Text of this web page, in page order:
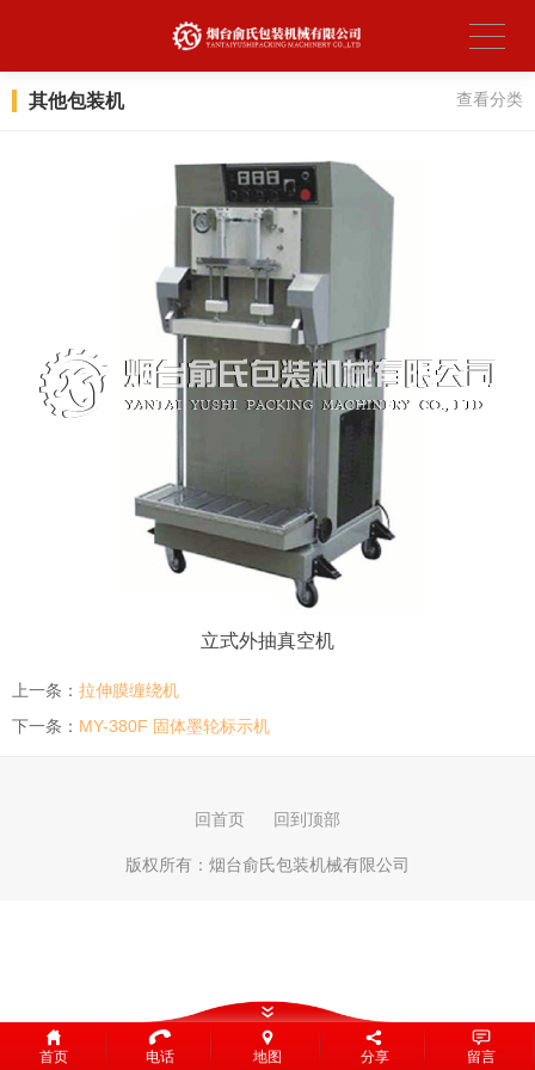
其他包装机 查看分类
立式外抽真空机
上一条： 拉伸膜缠绕机
下一条： MY-380F 固体墨轮标示机
回首页 回到顶部
版权所有： 烟台俞氏包装机械有限公司
首页 电话 地图 分享 留言